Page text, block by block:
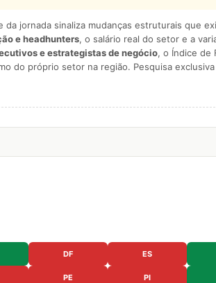
da jornada sinaliza mudanças estruturais que
e headhunters, o salário real do setor e a
e estrategistas de negócio, o Índice de
do próprio setor na região. Pesquisa exclusiva
DF ES
PE PI